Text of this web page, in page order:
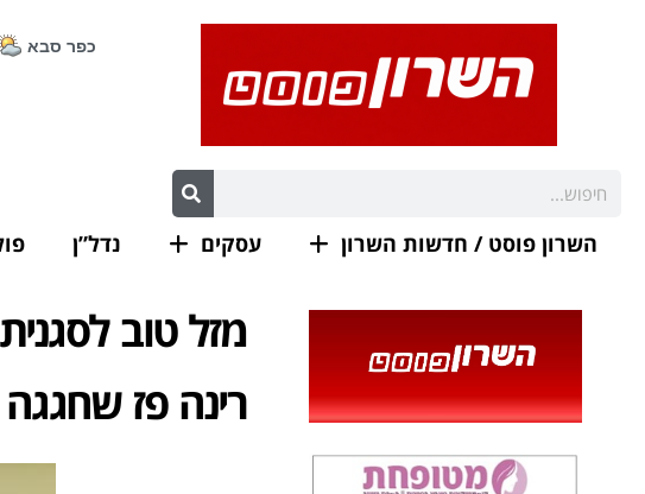
השרון פוסט / חדשות השרון עסקים נדל”ן
מזל טוב
רינה פז שחגגה